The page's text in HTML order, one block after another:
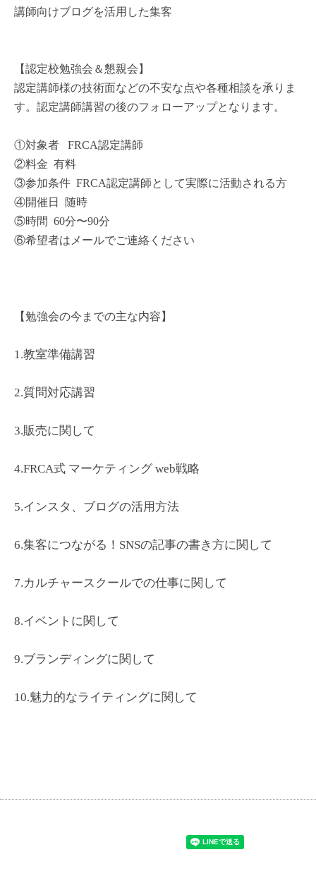
講師向けブログを活用した集客
【認定校勉強会＆懇親会】
認定講師様の技術面などの不安な点や各種相談を承りま
す。 認定講師講習の後のフォローアップとなります。
①対象者 FRCA認定講師
②料金 有料
③参加条件 FRCA認定講師として実際に活動される方
④開催日 随時
⑤時間 60分〜90分
⑥希望者はメールでご連絡ください
【勉強会の今までの主な内容】
1.教室準備講習
2.質問対応講習
3.販売に関して
4.FRCA式 マーケティング web戦略
5.インスタ、ブログの活用方法
6.集客につながる！SNSの記事の書き方に関して
7.カルチャースクールでの仕事に関して
8.イベントに関して
9.ブランディングに関して
10.魅力的なライティングに関して